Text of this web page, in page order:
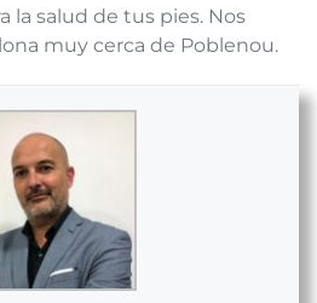
la salud de tus pies. Nos
muy cerca de Poblenou.